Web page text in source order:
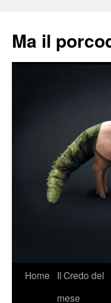
Ma il
VaiHome
Il Credo del
mese